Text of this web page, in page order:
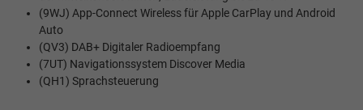
(9WJ) App-Connect Wireless für Apple CarPlay und Android
Auto
(QV3) DAB+ Digitaler Radioempfang
(7UT) Navigationssystem Discover Media
(QH1) Sprachsteuerung